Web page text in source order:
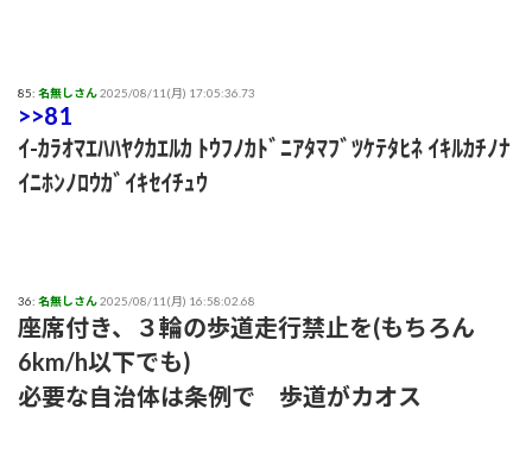
85: 名無しさん2025/08/11(月) 17:05:36.73
>>81
ｲ-ｶﾗｵﾏｴﾊﾊﾔｸｶｴﾙｶ ﾄｳﾌﾉｶﾄﾞﾆｱﾀﾏﾌﾞﾂｹﾃﾀﾋﾈ ｲｷﾙｶﾁﾉﾅ
ｲﾆﾎﾝﾉﾛｳｶﾞｲｷｾｲﾁｭｳ
36: 名無しさん2025/08/11(月) 16:58:02.68
座席付き、３輪の歩道走行禁止を(もちろん
6km/h以下でも)
必要な自治体は条例で 歩道がカオス